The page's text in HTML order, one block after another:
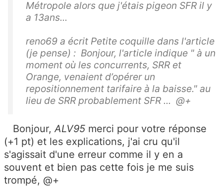
Métropole alors que j'étais pigeon SFR il y
a 13ans...
reno69 a écrit Petite coquille dans l'article
(je pense) : Bonjour, l'article indique " à un
moment où les concurrents, SRR et
Orange, venaient d’opérer un
repositionnement tarifaire à la baisse." au
lieu de SRR probablement SFR ... @+
Bonjour,ALV95 merci pour votre réponse
(+1 pt) et les explications, j'ai cru qu'il
s'agissait d'une erreur comme il y en a
souvent et bien pas cette fois je me suis
trompé, @+